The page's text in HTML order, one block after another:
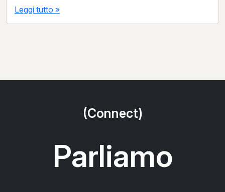
Leggi tutto »
(Connect)
Parliamo